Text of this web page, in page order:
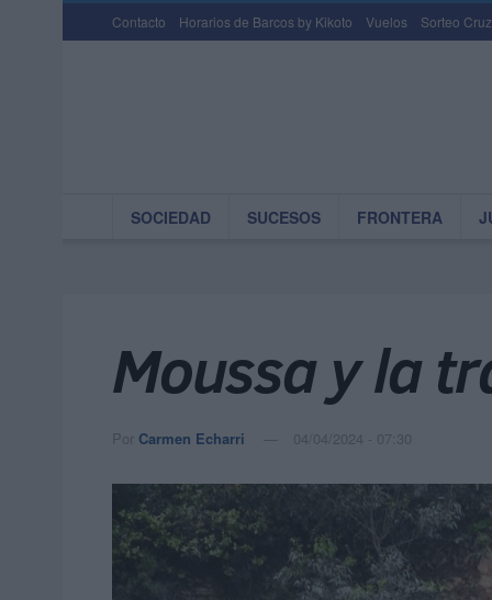
Contacto Horarios de Barcos by Kikoto Vuelos Sorteo
SOCIEDAD SUCESOS FRONTERA
Moussa y la
Por Carmen Echarri 04/04/2024 - 07:30